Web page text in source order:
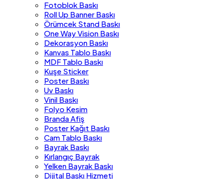
Fotoblok Baskı
Roll Up Banner Baskı
Örümcek Stand Baskı
One Way Vision Baskı
Dekorasyon Baskı
Kanvas Tablo Baskı
MDF Tablo Baskı
Kuşe Sticker
Poster Baskı
Uv Baskı
Vinil Baskı
Folyo Kesim
Branda Afiş
Poster Kağıt Baskı
Cam Tablo Baskı
Bayrak Baskı
Kırlangıç Bayrak
Yelken Bayrak Baskı
Dijital Baskı Hizmeti